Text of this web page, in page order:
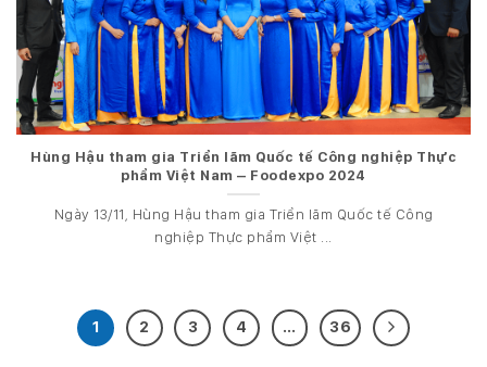
Hùng Hậu tham gia Triển lãm Quốc tế Công nghiệp Thực
phẩm Việt Nam – Foodexpo 2024
Ngày 13/11, Hùng Hậu tham gia Triển lãm Quốc tế Công
nghiệp Thực phẩm Việt ...
1 2 3 4 … 36